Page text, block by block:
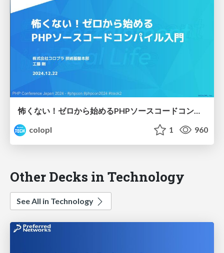
怖くない！ゼロから始めるPHPソースコードコンパイル入門
colopl
1 960
Other Decks in Technology
See All in Technology